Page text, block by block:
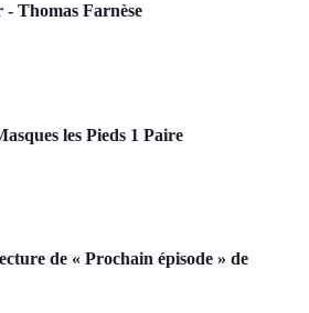
- Thomas Farnèse
les Pieds 1 Paire
de « Prochain épisode » de